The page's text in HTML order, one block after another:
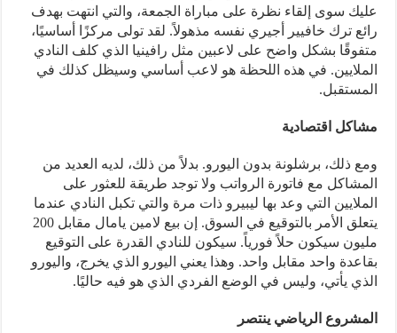
عليك سوى إلقاء نظرة على مباراة الجمعة، والتي انتهت بهدف
رائع ترك خافيير أجيري نفسه مذهولاً. لقد تولى مركزًا أساسيًا،
متفوقًا بشكل واضح على لاعبين مثل رافينيا الذي كلف النادي
الملايين. في هذه اللحظة هو لاعب أساسي وسيظل كذلك في
المستقبل.
مشاكل اقتصادية
ومع ذلك، برشلونة بدون اليورو. بدلاً من ذلك، لديه العديد من
المشاكل مع فاتورة الرواتب ولا توجد طريقة للعثور على
الملايين التي وعد بها ليبيرو ذات مرة والتي تكبل النادي عندما
يتعلق الأمر بالتوقيع في السوق. إن بيع لامين يامال مقابل 200
مليون سيكون حلاً فورياً. سيكون للنادي القدرة على التوقيع
بقاعدة واحد مقابل واحد. وهذا يعني اليورو الذي يخرج، واليورو
الذي يأتي، وليس في الوضع الفردي الذي هو فيه حاليًا.
المشروع الرياضي ينتصر